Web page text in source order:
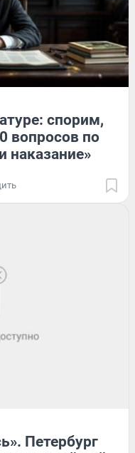
спорим,
вопросов по
наказание»
Петербург